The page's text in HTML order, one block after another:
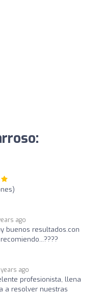
ago
buenos resultados.con
ago
profesionista, llena
a resolver nuestras